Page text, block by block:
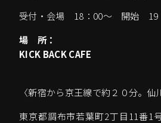
受付・会場 18：00～ 開始 19
場 所：
KICK BACK CAFE
〈新宿から京王線で約２０分。仙
東京都調布市若葉町2丁目11番